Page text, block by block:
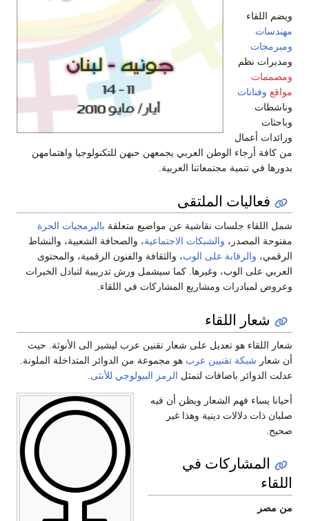
ويضم اللقاء
مهندسات
ومبرمجات
ومديرات نظم
ومصممات
مواقع وفنانات
وناشطات
وباحثات
ورائدات أعمال
من كافة أرجاء الوطن العربي يجمعهن حبهن للتكنولوجيا واهتمامهن
بدورها في تنمية مجتمعاتنا العربية.
فعاليات الملتقى
شمل اللقاء جلسات نقاشية عن مواضيع متعلقة بالبرمجيات الحرة
مفتوحة المصدر، والشبكات الاجتماعية، والصحافة الشعبية، والنشاط
الرقمي، والرقابة على الوب، والثقافة والفنون الرقمية، والمحتوى
العربي على الوب، وغيرها. كما سيشمل ورش تدريبية لتبادل الخبرات
وعروض لمبادرات ومشاريع المشاركات في اللقاء.
شعار اللقاء
شعار اللقاء هو تعديل على شعار تقنين عرب ليشير الى الأنوثة. حيث
أن شعار شبكة تقنيين عرب هو مجموعة من الدوائر المتداخلة الملونة.
عدلت الدوائر باضافات لتمثل الرمز البيولوجي للأنثى
أحيانا يساء فهم الشعار ويظن أن فيه
صلبان ذات دلالات دينية وهذا غير
صحيح.
المشاركات في
اللقاء
من مصر